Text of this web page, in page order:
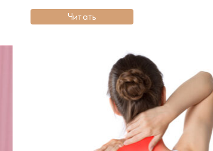
настоящей проблемой в преддверии
Хочется, чтобы тело было гладким и
неуверенность в себе. По
Читать